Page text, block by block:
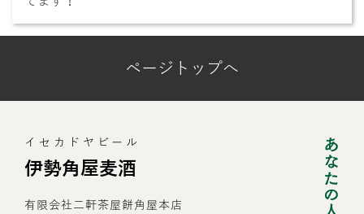
ページトップへ
イセカドヤビール
伊勢角屋麦酒
有限会社二軒茶屋餅角屋本店